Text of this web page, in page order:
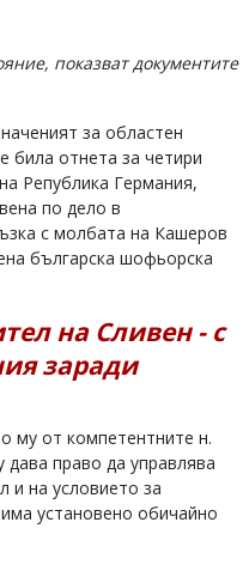
показват документите
за областен
била отнета за четири
Република Германия,
по дело в
с молбата на Кашеров
българска шофьорска
на Сливен - с
заради
му от компетентните н.
право да управлява
и на условието за
установено обичайно